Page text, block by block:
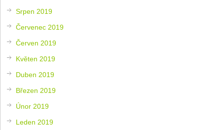
Srpen 2019
Červenec 2019
Červen 2019
Květen 2019
Duben 2019
Březen 2019
Únor 2019
Leden 2019